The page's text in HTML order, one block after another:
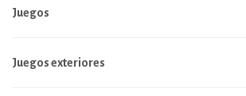
Juegos
Juegos exteriores